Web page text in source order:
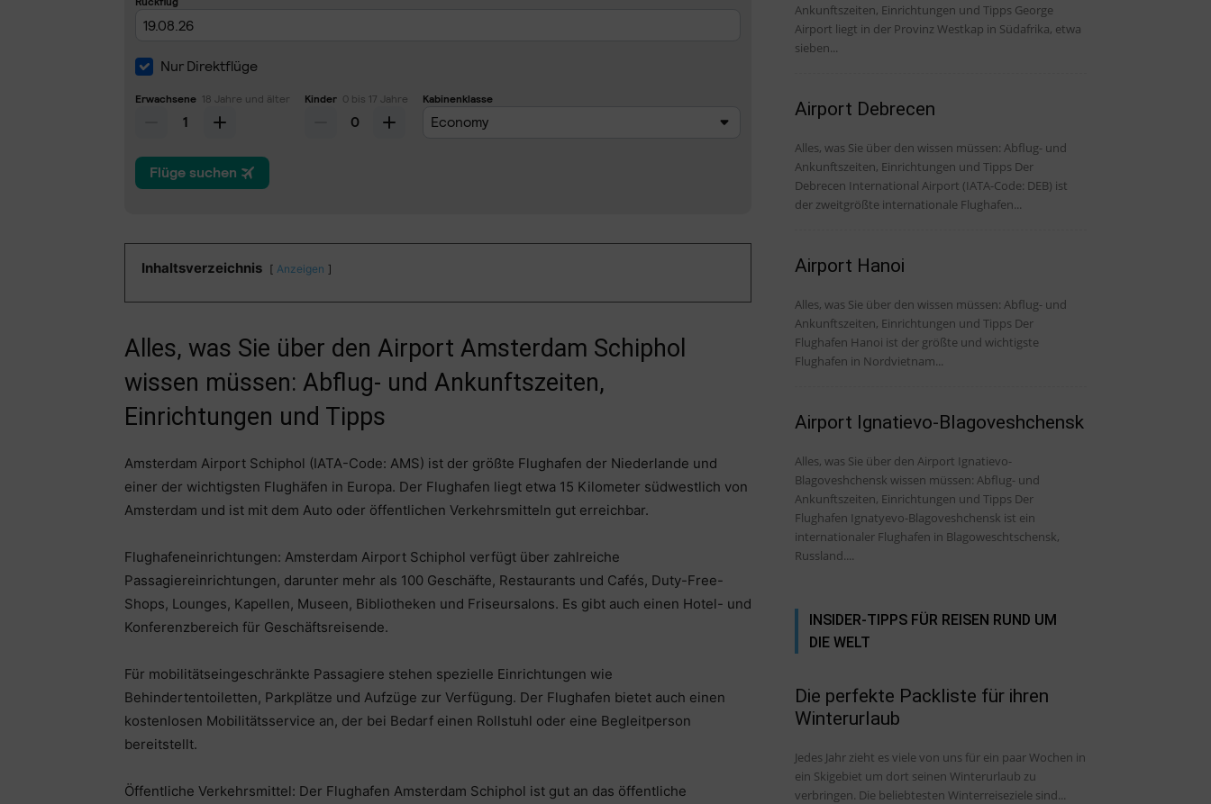
Inhaltsverzeichnis Anzeigen
Alles, was Sie über den Airport Amsterdam Schiphol
wissen müssen: Abflug- und Ankunftszeiten,
Einrichtungen und Tipps
Amsterdam Airport Schiphol (IATA-Code: AMS) ist der größte Flughafen der Niederlande und
einer der wichtigsten Flughäfen in Europa. Der Flughafen liegt etwa 15 Kilometer südwestlich von
Amsterdam und ist mit dem Auto oder öffentlichen Verkehrsmitteln gut erreichbar.
Flughafeneinrichtungen: Amsterdam Airport Schiphol verfügt über zahlreiche
Passagiereinrichtungen, darunter mehr als 100 Geschäfte, Restaurants und Cafés, Duty-Free-
Shops, Lounges, Kapellen, Museen, Bibliotheken und Friseursalons. Es gibt auch einen Hotel- und
Konferenzbereich für Geschäftsreisende.
Für mobilitätseingeschränkte Passagiere stehen spezielle Einrichtungen wie
Behindertentoiletten, Parkplätze und Aufzüge zur Verfügung. Der Flughafen bietet auch einen
kostenlosen Mobilitätsservice an, der bei Bedarf einen Rollstuhl oder eine Begleitperson
bereitstellt.
Öffentliche Verkehrsmittel: Der Flughafen Amsterdam Schiphol ist gut an das öffentliche
Ankunftszeiten, Einrichtungen und Tipps George
Airport liegt in der Provinz Westkap in Südafrika, etwa
sieben...
Airport Debrecen
Alles, was Sie über den wissen müssen: Abflug- und
Ankunftszeiten, Einrichtungen und Tipps Der
Debrecen International Airport (IATA-Code: DEB) ist
der zweitgrößte internationale Flughafen...
Airport Hanoi
Alles, was Sie über den wissen müssen: Abflug- und
Ankunftszeiten, Einrichtungen und Tipps Der
Flughafen Hanoi ist der größte und wichtigste
Flughafen in Nordvietnam...
Airport Ignatievo-Blagoveshchensk
Alles, was Sie über den Airport Ignatievo-
Blagoveshchensk wissen müssen: Abflug- und
Ankunftszeiten, Einrichtungen und Tipps Der
Flughafen Ignatyevo-Blagoveshchensk ist ein
internationaler Flughafen in Blagoweschtschensk,
Russland....
INSIDER-TIPPS FÜR REISEN RUND UM
DIE WELT
Die perfekte Packliste für ihren
Winterurlaub
Jedes Jahr zieht es viele von uns für ein paar Wochen in
ein Skigebiet um dort seinen Winterurlaub zu
verbringen. Die beliebtesten Winterreiseziele sind...